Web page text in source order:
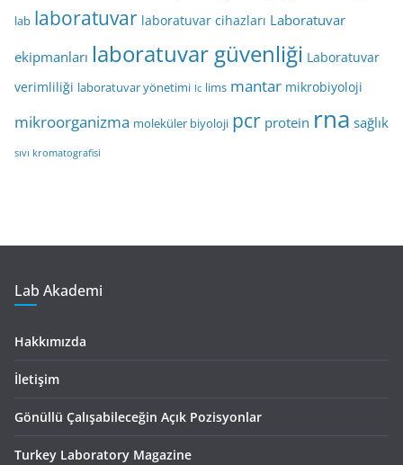
lab laboratuvar laboratuvar cihazları Laboratuvar
ekipmanları laboratuvar güvenliği Laboratuvar
verimliliği laboratuvar yönetimi lc lims mantar mikrobiyoloji
mikroorganizma moleküler biyoloji pcr protein rna sağlık
sıvı kromatografisi
Lab Akademi
Hakkımızda
İletişim
Gönüllü Çalışabileceğin Açık Pozisyonlar
Turkey Laboratory Magazine